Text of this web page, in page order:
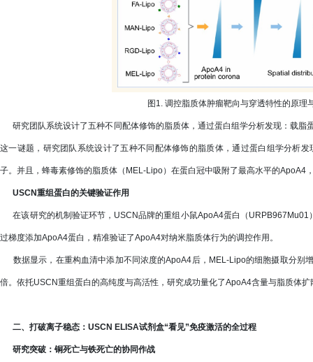
图1. 调控脂质体肿瘤靶向与穿透特性的原
研究团队系统设计了五种不同配体修饰的脂质体，通过蛋白组学分析发现：载脂
这一谜题，研究团队系统设计了五种不同配体修饰的脂质体，通过蛋白组学分析
子。并且，蜂毒素修饰的脂质体（MEL-Lipo）在蛋白冠中吸附了最高水平的ApoA4
USCN重组蛋白的关键验证作用
在该研究的机制验证环节，USCN品牌的重组小鼠ApoA4蛋白（
过梯度添加ApoA4蛋白，精准验证了ApoA4对纳米脂质体行为的调控作用。
数据显示，在重构血清中添加不同浓度的ApoA4后，MEL-Lipo的细胞摄取分别
倍。依托USCN重组蛋白的高纯度与高活性，研究成功量化了ApoA4含量与脂质体
二、打破离子稳态：USCN ELISA试剂盒“看见”免疫激活的全过程
研究突破：铜死亡与铁死亡的协同作战